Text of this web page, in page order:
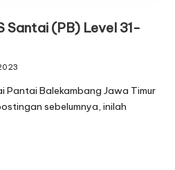
Santai (PB) Level 31-
Pantai Balekambang Jawa Timur
sebelumnya, inilah